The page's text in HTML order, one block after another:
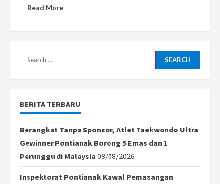
Read MoreRead
more
11
Aksi
Kali
Search
for:
BERITA TERBARU
Berangkat Tanpa Sponsor, Atlet Taekwondo Ultra
Gewinner Pontianak Borong 5 Emas dan 1
Perunggu di Malaysia 08/08/2026
Inspektorat Pontianak Kawal Pemasangan